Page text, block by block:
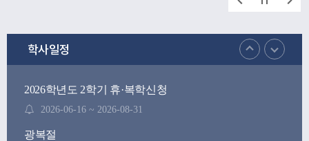
학사일정
2026학년도 2학기 휴·복학신청
2026-06-16 ~ 2026-08-31
광복절